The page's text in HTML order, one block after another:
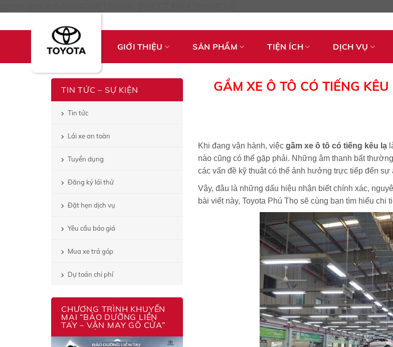
content
GIỚI THIỆU SẢN PHẨM TIỆN ÍCH DỊCH VỤ
TIN TỨC – SỰ KIỆN
Tin tức
Lái xe an toàn
Tuyển dụng
Đăng ký lái thử
Đặt hẹn dịch vụ
Yêu cầu báo giá
Mua xe trả góp
Dự toán chi phí
CHƯƠNG TRÌNH KHUYẾN
MẠI “BẢO DƯỠNG LIỀN
TAY – VẬN MAY GÕ CỬA”
GẦM XE Ô TÔ CÓ TIẾNG
Khi đang vận hành, việc gầm xe ô tô có tiếng kêu lạ
nào cũng có thể gặp phải. Những âm thanh bất
các vấn đề kỹ thuật có thể ảnh hưởng trực tiếp đến
Vậy, đâu là những dấu hiệu nhận biết chính xác,
bài viết này, Toyota Phú Thọ sẽ cùng bạn tìm hiểu chi